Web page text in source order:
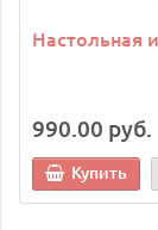
Настольная
990.00 руб.
Купить